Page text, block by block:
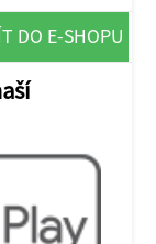
DO E-SHOPU